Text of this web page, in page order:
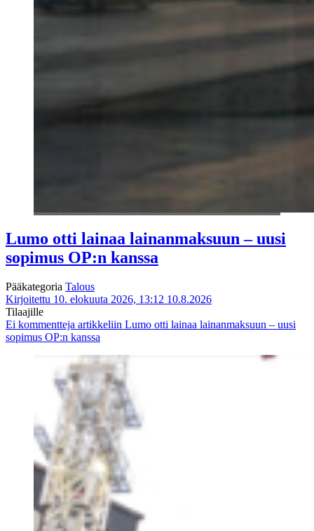
Lumo otti lainaa lainanmaksuun – uusi
sopimus OP:n kanssa
Pääkategoria Talous
Kirjoitettu 10. elokuuta 2026, 13:12 10.8.2026
Tilaajille
Ei kommentteja artikkeliin Lumo otti lainaa lainanmaksuun – uusi
sopimus OP:n kanssa